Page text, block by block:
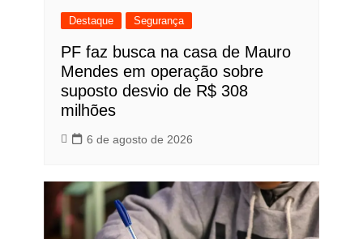
Destaque Segurança
PF faz busca na casa de Mauro
Mendes em operação sobre
suposto desvio de R$ 308
milhões
6 de agosto de 2026